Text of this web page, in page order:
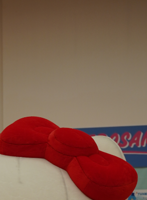
Consulting
NEWS!!